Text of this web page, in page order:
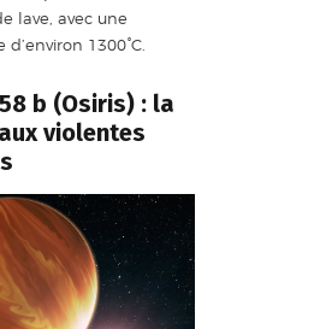
lave, avec une
1300°C.
b (Osiris) : la
violentes